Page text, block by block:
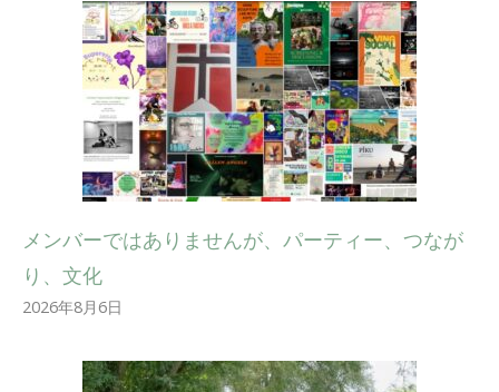
メンバーではありませんが、パーティー、つなが
り、文化
2026年8月6日